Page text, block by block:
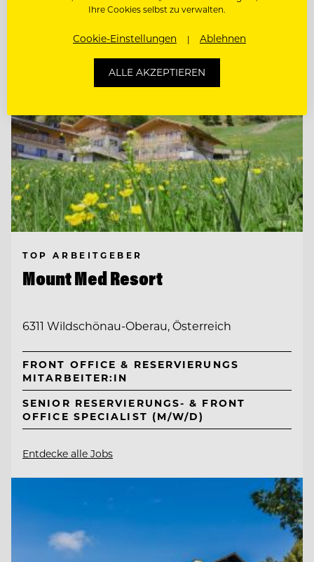
Entdecke alle Jobs
TOP ARBEITGEBER
Mount Med Resort
6311 Wildschönau-Oberau, Österreich
FRONT OFFICE & RESERVIERUNGS
MITARBEITER:IN
SENIOR RESERVIERUNGS- & FRONT
OFFICE SPECIALIST (M/W/D)
Entdecke alle Jobs
Ihre Cookies selbst zu verwalten.
Cookie-Einstellungen Ablehnen
ALLE AKZEPTIEREN